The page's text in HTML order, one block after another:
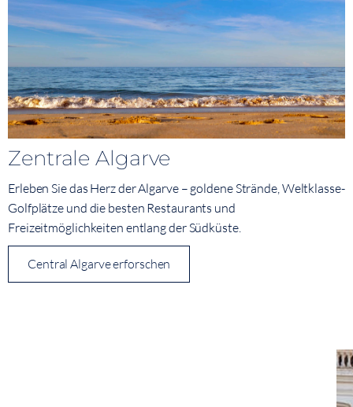
Zentrale Algarve
Erleben Sie das Herz der Algarve – goldene Strände, Weltklasse-
Golfplätze und die besten Restaurants und
Freizeitmöglichkeiten entlang der Südküste.
Central Algarve erforschen